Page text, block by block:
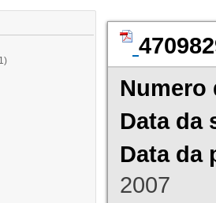
Numero
Data da
Data da
2007